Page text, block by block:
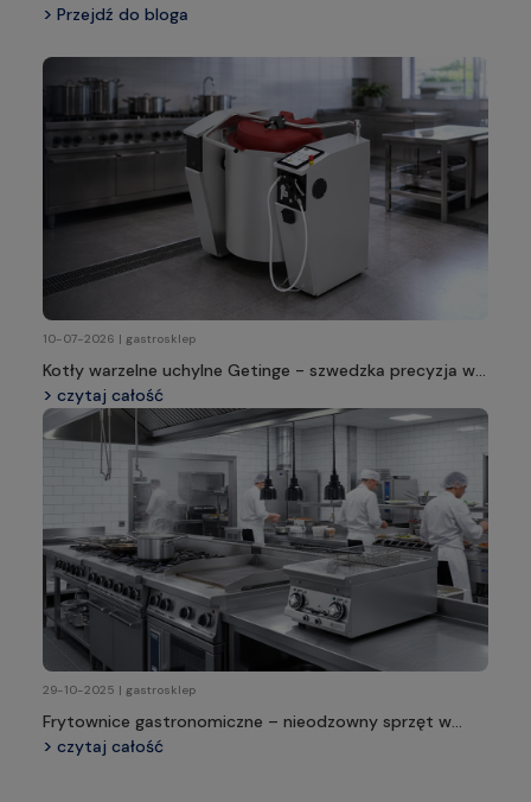
Przejdź do bloga
10-07-2026 | gastrosklep
Kotły warzelne uchylne Getinge - szwedzka precyzja w
profesjonalnej kuchni
czytaj całość
29-10-2025 | gastrosklep
Frytownice gastronomiczne – nieodzowny sprzęt w
profesjonalnej kuchni
czytaj całość